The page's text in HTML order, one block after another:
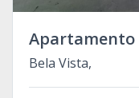
Apartamento
Bela Vista,